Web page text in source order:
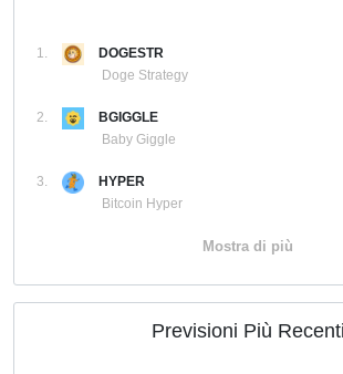
1.
DOGESTR
Doge Strategy
2.
BGIGGLE
Baby Giggle
3.
HYPER
Bitcoin Hyper
Mostra di più
Previsioni Più Recenti